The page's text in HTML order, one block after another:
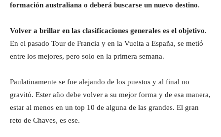
formación australiana o deberá buscarse un nuevo destino.
Volver a brillar en las clasificaciones generales es el objetivo.
En el pasado Tour de Francia y en la Vuelta a España, se metió
entre los mejores, pero solo en la primera semana.
Paulatinamente se fue alejando de los puestos y al final no
gravitó. Ester año debe volver a su mejor forma y de esa manera,
estar al menos en un top 10 de alguna de las grandes. El gran
reto de Chaves, es ese.